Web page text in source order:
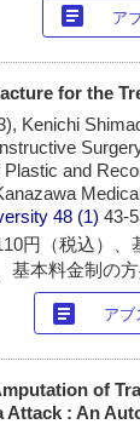
article ア
for the
Kenichi
and
48 (1)43-
円（税込）、
本料金制の方
article アブ
of
Attack : An